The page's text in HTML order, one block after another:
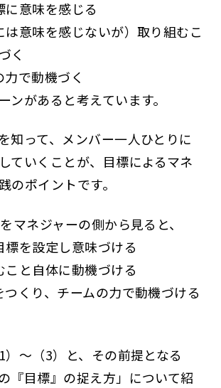
に意味を感じる
は意味を感じないが）取り組むこ
く
力で動機づく
ンがあると考えています。
知って、メンバー一人ひとりに
ていくことが、目標によるマネ
のポイントです。
マネジャーの側から見ると、
標を設定し意味づける
こと自体に動機づける
つくり、チームの力で動機づける
～（3）と、その前提となる
『目標』の捉え方」について紹